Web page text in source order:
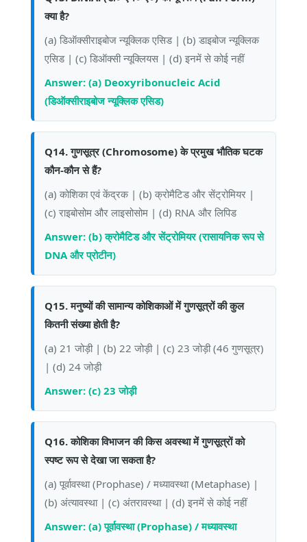
क्या है?
(a) डिऑक्सीराइबोज न्यूक्लिक एसिड | (b) डाइबोज न्यूक्लिक
एसिड | (c) डिऑक्सी न्यूक्लियस | (d) इनमें से कोई नहीं
Answer: (a) Deoxyribonucleic Acid
(डिऑक्सीराइबोज न्यूक्लिक एसिड)
Q14. गुणसूत्र (Chromosome) के प्रमुख भौतिक घटक
कौन-कौन से हैं?
(a) कोशिका एवं केंद्रक | (b) क्रोमैटिड और सेंट्रोमियर |
(c) राइबोसोम और लाइसोसोम | (d) RNA और लिपिड
Answer: (b) क्रोमैटिड और सेंट्रोमियर (रासायनिक रूप से
DNA और प्रोटीन)
Q15. मनुष्यों की सामान्य कोशिकाओं में गुणसूत्रों की कुल
कितनी संख्या होती है?
(a) 21 जोड़ी | (b) 22 जोड़ी | (c) 23 जोड़ी (46 गुणसूत्र)
| (d) 24 जोड़ी
Answer: (c) 23 जोड़ी
Q16. कोशिका विभाजन की किस अवस्था में गुणसूत्रों को
स्पष्ट रूप से देखा जा सकता है?
(a) पूर्वावस्था (Prophase) / मध्यावस्था (Metaphase) |
(b) अंत्यावस्था | (c) अंतरावस्था | (d) इनमें से कोई नहीं
Answer: (a) पूर्वावस्था (Prophase) / मध्यावस्था